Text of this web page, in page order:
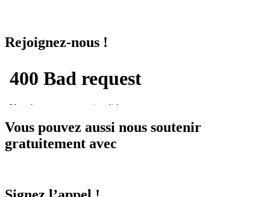
Rejoignez-nous !
Vous pouvez aussi nous soutenir
gratuitement avec